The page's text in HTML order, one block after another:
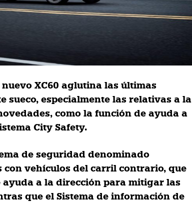
nuevo XC60 aglutina las últimas
sueco, especialmente las relativas a la
como lafunción de ayuda a
City Safety.
de seguridad denominado
con vehículos del carril contrario, que
a la dirección para mitigar las
que el Sistema de información de